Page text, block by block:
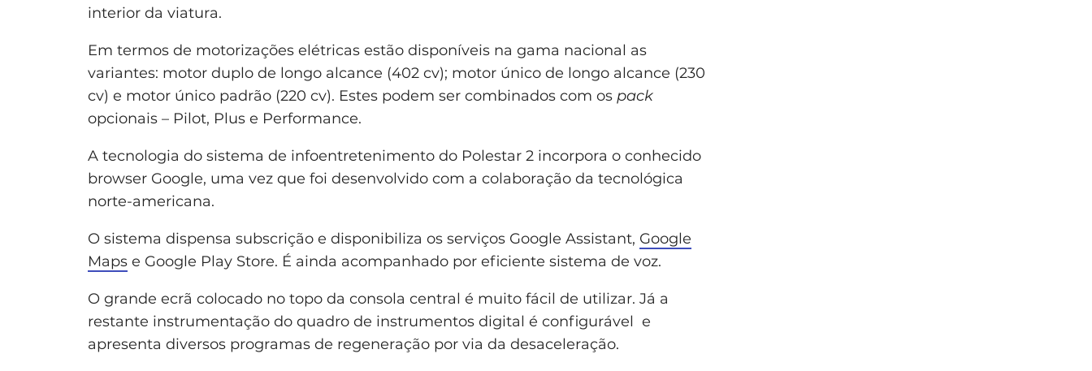
interior da viatura.
Em termos de motorizações elétricas estão disponíveis na gama nacional as
variantes: motor duplo de longo alcance (402 cv); motor único de longo alcance (230
cv) e motor único padrão (220 cv). Estes podem ser combinados com os pack
opcionais – Pilot, Plus e Performance.
A tecnologia do sistema de infoentretenimento do Polestar 2 incorpora o conhecido
browser Google, uma vez que foi desenvolvido com a colaboração da tecnológica
norte-americana.
O sistema dispensa subscrição e disponibiliza os serviços Google Assistant, Google
Maps e Google Play Store. É ainda acompanhado por eficiente sistema de voz.
O grande ecrã colocado no topo da consola central é muito fácil de utilizar. Já a
restante instrumentação do quadro de instrumentos digital é configurável e
apresenta diversos programas de regeneração por via da desaceleração.